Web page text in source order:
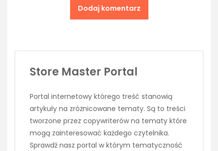
Store Master Portal
Portal internetowy którego treść stanowią
artykuły na zróżnicowane tematy. Są to treści
tworzone przez copywriterów na tematy które
mogą zainteresować każdego czytelnika.
Sprawdź nasz portal w którym tematyczność